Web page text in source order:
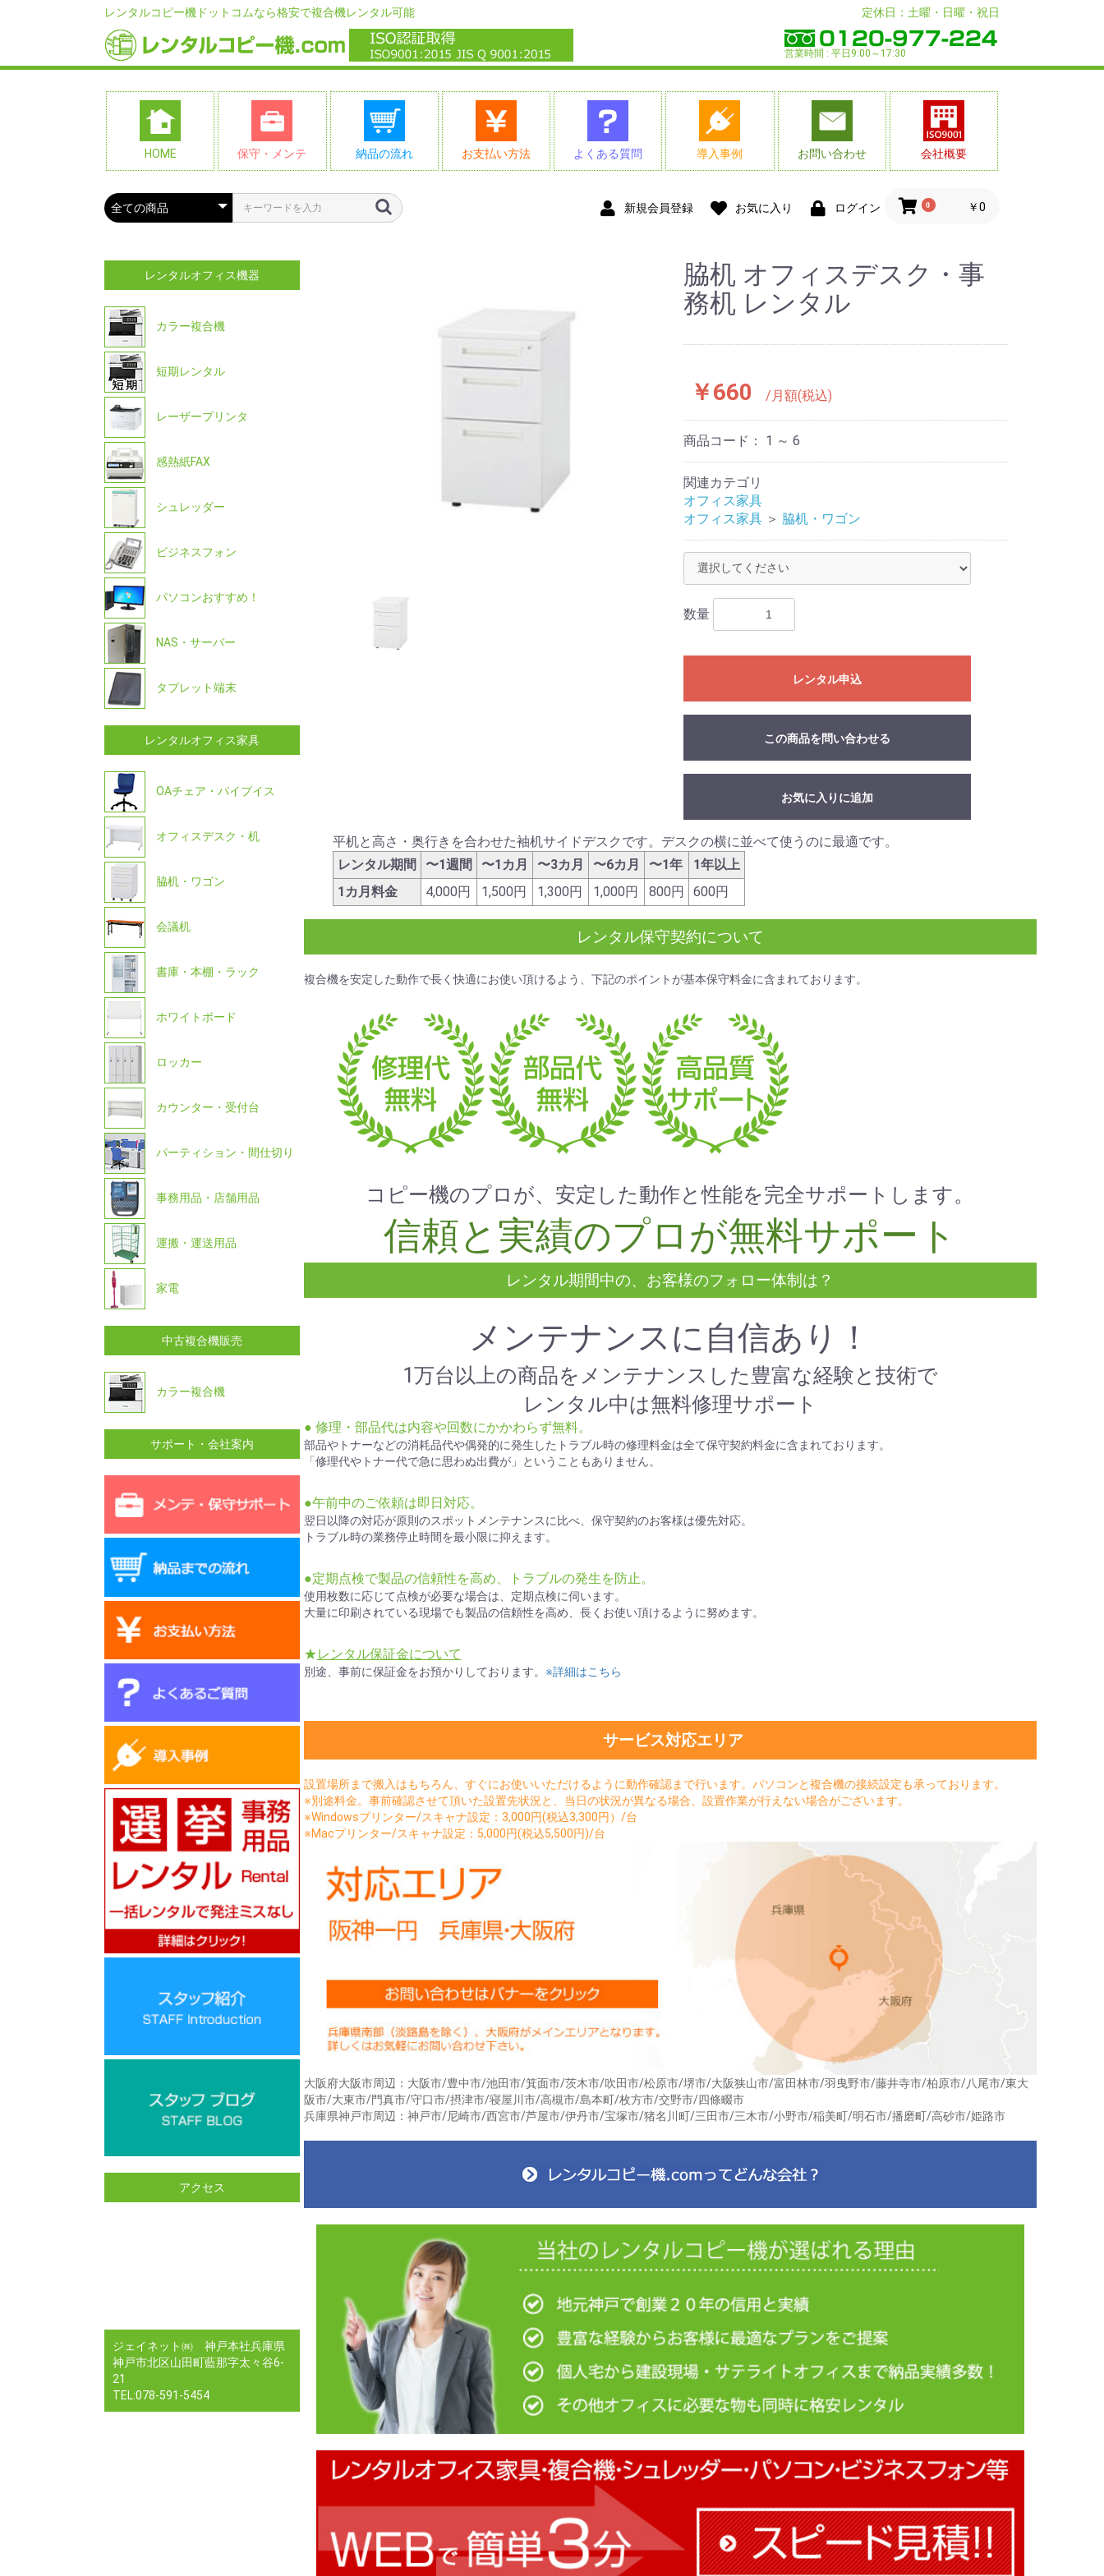
レンタルコピー機ドットコムなら格安で複合機レンタル可能 定休日：土曜・日曜・祝日
営業時間 : 平日9:00～17:30
HOME 保守・メンテ 納品の流れ お支払い方法 よくある質問 導入事例 お問い合わせ 会社概要
新規会員登録 お気に入り ログイン 0 ￥0
レンタルオフィス機器
カラー複合機
短期レンタル
レーザープリンタ
感熱紙FAX
シュレッダー
ビジネスフォン
パソコンおすすめ！
NAS・サーバー
タブレット端末
レンタルオフィス家具
OAチェア・パイプイス
オフィスデスク・机
脇机・ワゴン
会議机
書庫・本棚・ラック
ホワイトボード
ロッカー
カウンター・受付台
パーティション・間仕切り
事務用品・店舗用品
運搬・運送用品
家電
中古複合機販売
カラー複合機
サポート・会社案内
アクセス
ジェイネット㈱ 神戸本社兵庫県
神戸市北区山田町藍那字太々谷6-
21
TEL:078-591-5454
脇机 オフィスデスク・事
務机 レンタル
￥660 /月額(税込)
商品コード： 1 ～ 6
関連カテゴリ
オフィス家具
オフィス家具 ＞ 脇机・ワゴン
数量
レンタル申込
この商品を問い合わせる
お気に入りに追加
平机と高さ・奥行きを合わせた袖机サイドデスクです。デスクの横に並べて使うのに最適です。
レンタル期間
〜1週間 〜1カ月 〜3カ月 〜6カ月 〜1年
1年以上
1カ月料金
4,000円 1,500円 1,300円 1,000円 800円 600円
レンタル保守契約について
複合機を安定した動作で長く快適にお使い頂けるよう、下記のポイントが基本保守料金に含まれております。
コピー機のプロが、安定した動作と性能を完全サポートします。
信頼と実績のプロが無料サポート
レンタル期間中の、お客様のフォロー体制は？
メンテナンスに自信あり！
1万台以上の商品をメンテナンスした豊富な経験と技術で
レンタル中は無料修理サポート
● 修理・部品代は内容や回数にかかわらず無料。
部品やトナーなどの消耗品代や偶発的に発生したトラブル時の修理料金は全て保守契約料金に含まれております。
「修理代やトナー代で急に思わぬ出費が」ということもありません。
●午前中のご依頼は即日対応。
翌日以降の対応が原則のスポットメンテナンスに比べ、保守契約のお客様は優先対応。
トラブル時の業務停止時間を最小限に抑えます。
●定期点検で製品の信頼性を高め、トラブルの発生を防止。
使用枚数に応じて点検が必要な場合は、定期点検に伺います。
大量に印刷されている現場でも製品の信頼性を高め、長くお使い頂けるように努めます。
★レンタル保証金について
別途、事前に保証金をお預かりしております。 ※詳細はこちら
サービス対応エリア
設置場所まで搬入はもちろん、すぐにお使いいただけるように動作確認まで行います。パソコンと複合機の接続設定も承っております。
※別途料金。事前確認させて頂いた設置先状況と、当日の状況が異なる場合、設置作業が行えない場合がございます。
※Windowsプリンター/スキャナ設定：3,000円(税込3,300円）/台
※Macプリンター/スキャナ設定：5,000円(税込5,500円)/台
大阪府大阪市周辺：大阪市/豊中市/池田市/箕面市/茨木市/吹田市/松原市/堺市/大阪狭山市/富田林市/羽曳野市/藤井寺市/柏原市/八尾市/東大
阪市/大東市/門真市/守口市/摂津市/寝屋川市/高槻市/島本町/枚方市/交野市/四條畷市
兵庫県神戸市周辺：神戸市/尼崎市/西宮市/芦屋市/伊丹市/宝塚市/猪名川町/三田市/三木市/小野市/稲美町/明石市/播磨町/高砂市/姫路市